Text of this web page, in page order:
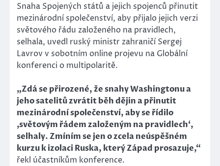
Snaha Spojených států a jejich spojenců přinutit
mezinárodní společenství, aby přijalo jejich verzi
světového řádu založeného na pravidlech,
selhala, uvedl ruský ministr zahraničí Sergej
Lavrov v sobotním online projevu na Globální
konferenci o multipolaritě.
„Zdá se přirozené, že snahy Washingtonu a
jeho satelitů zvrátit běh dějin a přinutit
mezinárodní společenství, aby se řídilo
‚světovým řádem založeným na pravidlech‘,
selhaly. Zmíním se jen o zcela neúspěšném
kurzu k izolaci Ruska, který Západ prosazuje,“
řekl účastníkům konference.